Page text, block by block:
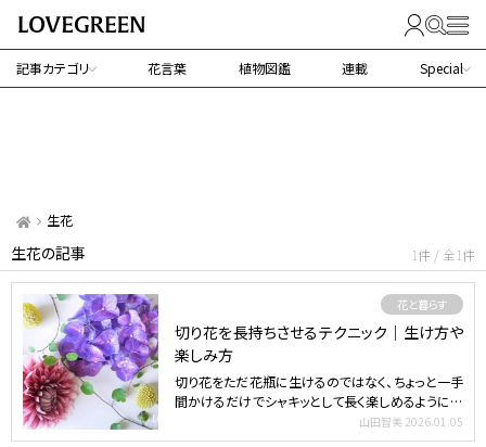
記事カテゴリ 花言葉 植物図鑑 連載 Special
生花
生花の記事 1件 / 全1件
花と暮らす
切り花を長持ちさせるテクニック｜生け方や
楽しみ方
切り花をただ花瓶に生けるのではなく、ちょっと一手
間かけるだけでシャキッとして長く楽しめるようにな
山田智美 2026.01.05